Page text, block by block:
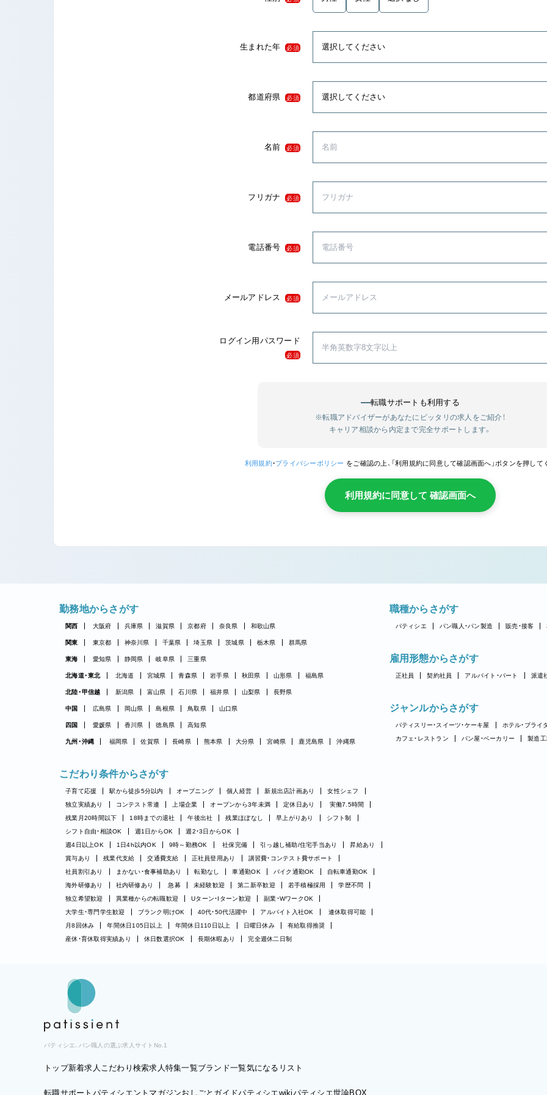
生まれた年 必須
都道府県 必須
名前 必須
フリガナ 必須
電話番号 必須
メールアドレス 必須
ログイン用パスワード
必須
転職サポートも利用する
※転職アドバイザーがあなたにピッタリの求人をご紹介！
キャリア相談から内定まで完全サポートします。
利用規約・プライバシーポリシー をご確認の上、「利用規約に同意して確認画面へ」ボタンを押して
利用規約に同意して 確認画面へ
勤務地からさがす
関西 大阪府 兵庫県 滋賀県 京都府 奈良県 和歌山県
関東 東京都 神奈川県 千葉県 埼玉県 茨城県 栃木県 群馬県
東海 愛知県 静岡県 岐阜県 三重県
北海道・東北 北海道 宮城県 青森県 岩手県 秋田県 山形県 福島県
北陸・甲信越 新潟県 富山県 石川県 福井県 山梨県 長野県
中国 広島県 岡山県 島根県 鳥取県 山口県
四国 愛媛県 香川県 徳島県 高知県
九州・沖縄 福岡県 佐賀県 長崎県 熊本県 大分県 宮崎県 鹿児島県 沖縄県
職種からさがす
パティシエ パン職人・パン製造 販売・接客
雇用形態からさがす
正社員 契約社員 アルバイト・パート 派遣
ジャンルからさがす
パティスリー・スイーツ・ケーキ屋 ホテル・ブライ
カフェ・レストラン
パン屋・ベーカリー 製造工
こだわり条件からさがす
子育て応援 駅から徒歩5分以内 オープニング 個人経営 新規出店計画あり
女性シェフ
独立実績あり
コンテスト常連 上場企業 オープンから3年未満 定休日あり
実働7.5時間
残業月20時間以下
18時までの退社 午後出社 残業ほぼなし 早上がりあり
シフト制
シフト自由・相談OK
週1日からOK
週2・3日からOK
週4日以上OK
1日4h以内OK 9時～勤務OK 社保完備 引っ越し補助/住宅手当あり
昇給あり
賞与あり
残業代支給 交通費支給 正社員登用あり
講習費・コンテスト費サポート
社員割引あり
まかない・食事補助あり 転勤なし 車通勤OK バイク通勤OK
自転車通勤OK
海外研修あり
社内研修あり 急募 未経験歓迎 第二新卒歓迎 若手積極採用
学歴不問
独立希望歓迎
異業種からの転職歓迎 Uターン・Iターン歓迎
副業・WワークOK
大学生・専門学生歓迎
ブランク明けOK 40代・50代活躍中 アルバイト入社OK
連休取得可能
月8回休み
年間休日105日以上 年間休日110日以上 日曜日休み
有給取得推奨
産休・育休取得実績あり
休日数選択OK 長期休暇あり 完全週休二日制
パティシエ、パン職人の選ぶ求人サイトNo.1
トップ新着求人 こだわり検索求人特集一覧ブランド一覧気になるリスト
転職サポート パティシエントマガジンおしごとガイドパティシエwikiパティシエ世論BOX